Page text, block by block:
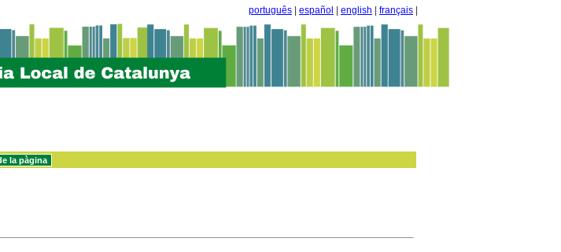
português español english français